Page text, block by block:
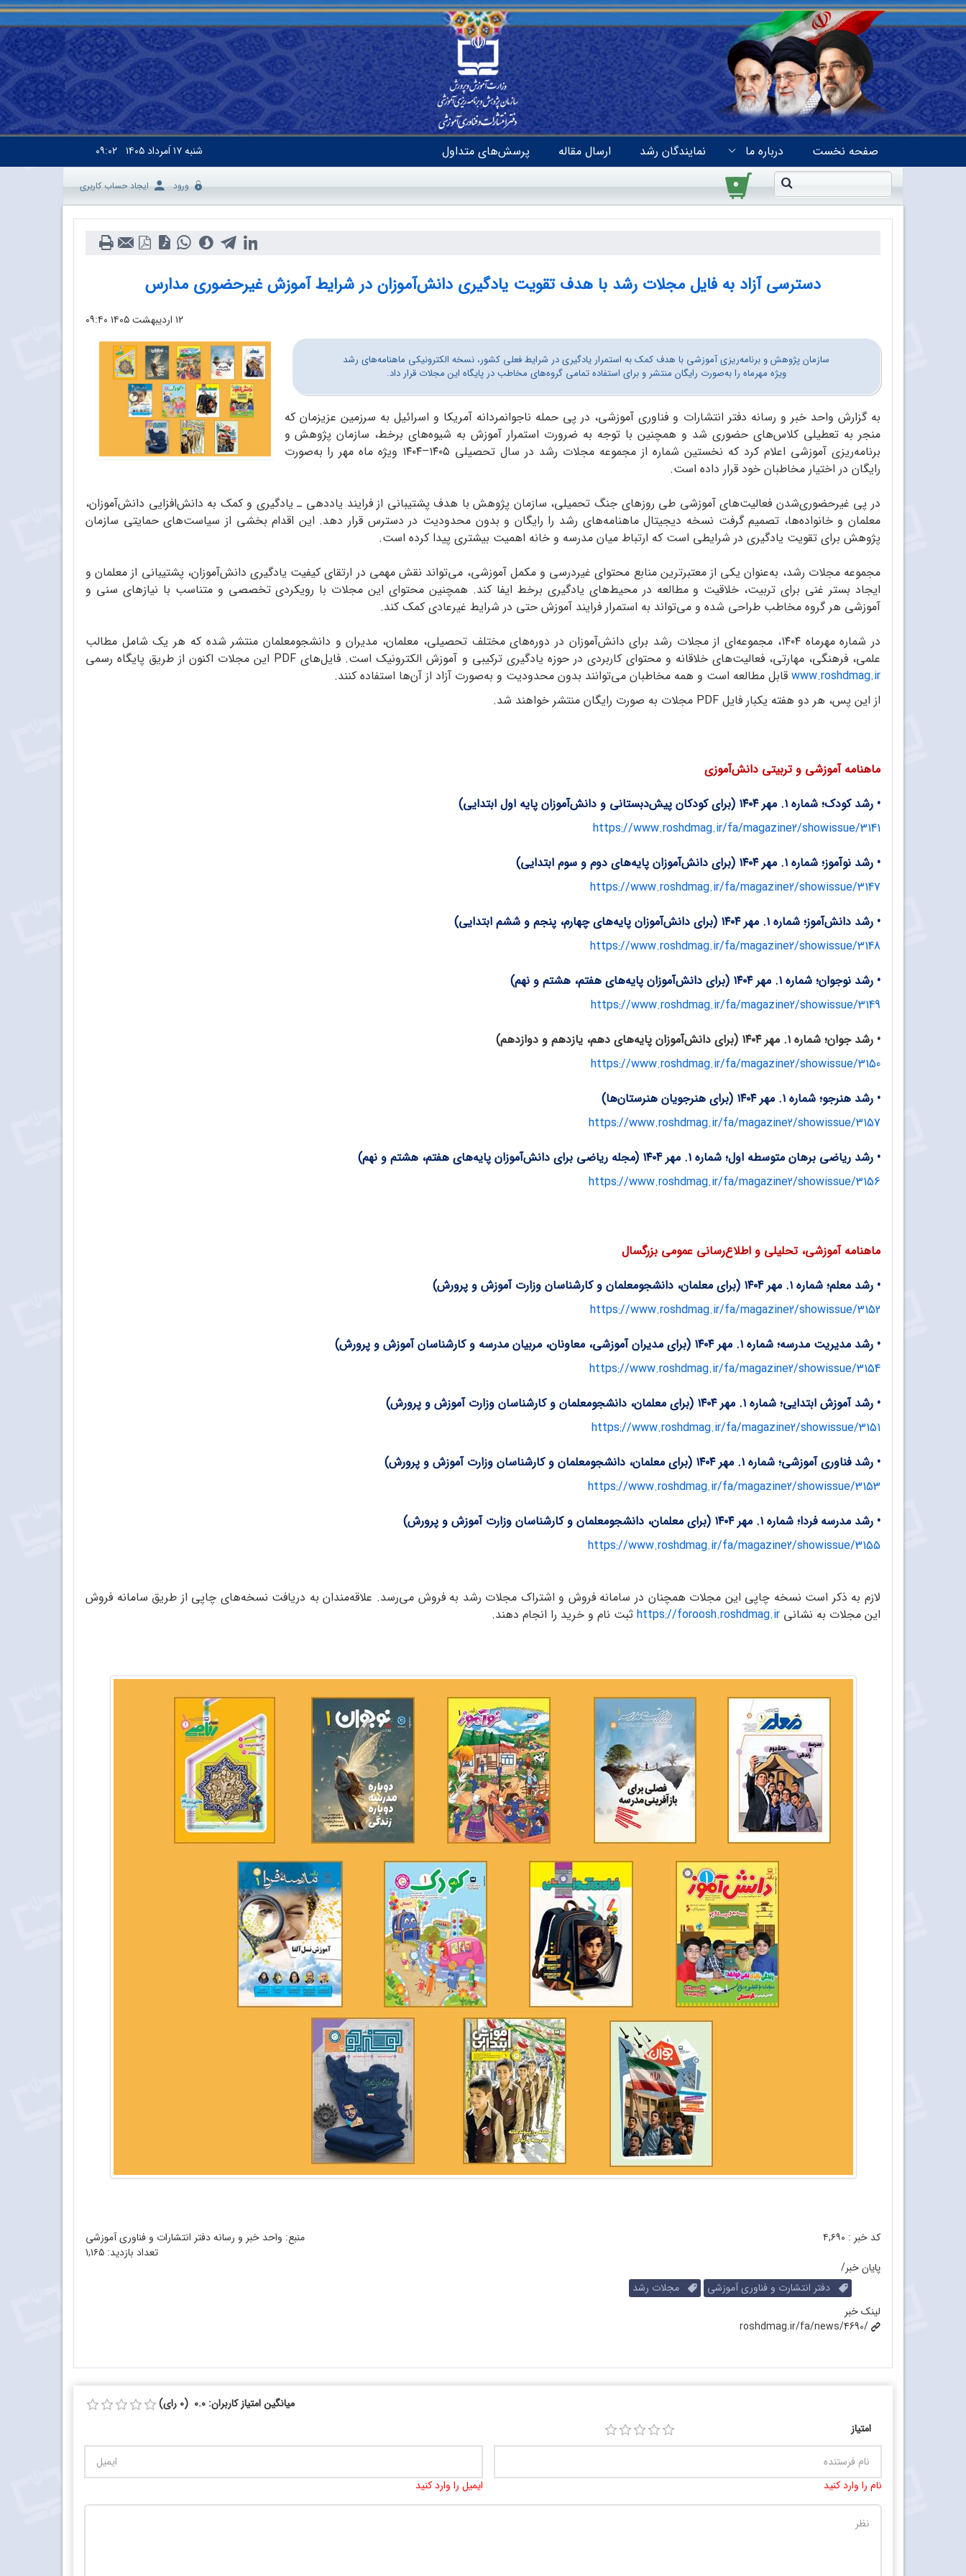
صفحه نخست درباره ما نمایندگان رشد ارسال مقاله پرسش‌های متداول شنبه۱۷ اَمرداد ۱۴۰۵ ۰۹:۰۲
۰ ورود ایجاد حساب کاربری
دسترسی آزاد به فایل مجلات رشد با هدف تقویت یادگیری دانش‌آموزان در شرایط آموزش غیرحضوری مدارس
۱۲ اردیبهشت ۱۴۰۵ ۰۹:۴۰
سازمان پژوهش و برنامه‌ریزی آموزشی با هدف کمک به استمرار یادگیری در شرایط فعلی کشور، نسخه الکترونیکی ماهنامه‌‌های رشد
ویژه مهرماه را به‌صورت رایگان منتشر و برای استفاده تمامی گروه‌های مخاطب در پایگاه این مجلات قرار داد.
به گزارش واحد خبر و رسانه دفتر انتشارات و فناوری آموزشی، در پی حمله ناجوانمردانه آمریکا و اسرائیل به سرزمین عزیزمان که
منجر به تعطیلی کلاس‌های حضوری شد و همچنین با توجه به ضرورت استمرار آموزش به شیوه‌های برخط، سازمان پژوهش و
برنامه‌ریزی آموزشی اعلام کرد که نخستین شماره از مجموعه مجلات رشد در سال تحصیلی ۱۴۰۵–۱۴۰۴ ویژه‌ ماه مهر را به‌صورت
رایگان در اختیار مخاطبان خود قرار داده است.
در پی غیرحضوری‌شدن فعالیت‌های آموزشی طی روزهای جنگ تحمیلی، سازمان پژوهش با هدف پشتیبانی از فرایند یاددهی ـ یادگیری و کمک به دانش‌افزایی دانش‌آموزان،
معلمان و خانواده‌ها، تصمیم گرفت نسخه دیجیتال ماهنامه‌های رشد را رایگان و بدون محدودیت در دسترس قرار دهد. این اقدام بخشی از سیاست‌های حمایتی سازمان
پژوهش برای تقویت یادگیری در شرایطی است که ارتباط میان مدرسه و خانه اهمیت بیشتری پیدا کرده است.
مجموعه مجلات رشد، به‌عنوان یکی از معتبرترین منابع محتوای غیردرسی و مکمل آموزشی، می‌تواند نقش مهمی در ارتقای کیفیت یادگیری دانش‌آموزان، پشتیبانی از معلمان و
ایجاد بستر غنی برای تربیت، خلاقیت و مطالعه در محیط‌های یادگیری برخط ایفا کند. همچنین محتوای این مجلات با رویکردی تخصصی و متناسب با نیازهای سنی و
آموزشی هر گروه مخاطب طراحی شده و می‌تواند به استمرار فرایند آموزش حتی در شرایط غیرعادی کمک کند.
در شماره مهرماه ۱۴۰۴، مجموعه‌ای از مجلات رشد برای دانش‌آموزان در دوره‌های مختلف تحصیلی، معلمان، مدیران و دانشجو‌معلمان منتشر شده که هر یک شامل مطالب
علمی، فرهنگی، مهارتی، فعالیت‌های خلاقانه و محتوای کاربردی در حوزه یادگیری ترکیبی و آموزش الکترونیک است. فایل‌های PDF این مجلات اکنون از طریق پایگاه رسمی
www.roshdmag.ir قابل مطالعه است و همه مخاطبان می‌توانند بدون محدودیت و به‌صورت آزاد از آن‌ها استفاده کنند.
از این پس، هر دو هفته یکبار فایل PDF مجلات به صورت رایگان منتشر خواهند شد.
ماهنامه آموزشی و تربیتی دانش‌آموزی
• رشد کودک؛ شماره ۱. مهر ۱۴۰۴ (برای کودکان پیش‌دبستانی و دانش‌آموزان پایه اول ابتدایی)
https://www.roshdmag.ir/fa/magazine2/showissue/3141
• رشد نوآموز؛ شماره ۱. مهر ۱۴۰۴ (برای دانش‌آموزان پایه‌های دوم و سوم ابتدایی)
https://www.roshdmag.ir/fa/magazine2/showissue/3147
• رشد دانش‌آموز؛ شماره ۱. مهر ۱۴۰۴ (برای دانش‌آموزان پایه‌های چهارم، پنجم و ششم ابتدایی)
https://www.roshdmag.ir/fa/magazine2/showissue/3148
• رشد نوجوان؛ شماره ۱. مهر ۱۴۰۴ (برای دانش‌آموزان پایه‌های هفتم، هشتم و نهم)
https://www.roshdmag.ir/fa/magazine2/showissue/3149
• رشد جوان؛ شماره ۱. مهر ۱۴۰۴ (برای دانش‌آموزان پایه‌های دهم، یازدهم و دوازدهم)
https://www.roshdmag.ir/fa/magazine2/showissue/3150
• رشد هنرجو؛ شماره ۱. مهر ۱۴۰۴ (برای هنرجویان هنرستان‌ها)
https://www.roshdmag.ir/fa/magazine2/showissue/3157
• رشد ریاضی برهان متوسطه اول؛ شماره ۱. مهر ۱۴۰4 (مجله ریاضی برای دانش‌آموزان پایه‌های هفتم، هشتم و نهم)
https://www.roshdmag.ir/fa/magazine2/showissue/3156
ماهنامه آموزشی، تحلیلی و اطلاع‌رسانی عمومی بزرگسال
• رشد معلم؛ شماره ۱. مهر ۱۴۰4 (برای معلمان، دانشجومعلمان و کارشناسان وزارت آموزش و پرورش)
https://www.roshdmag.ir/fa/magazine2/showissue/3152
• رشد مدیریت مدرسه؛ شماره ۱. مهر ۱۴۰۴ (برای مدیران آموزشی، معاونان، مربیان مدرسه و کارشناسان آموزش و پرورش)
https://www.roshdmag.ir/fa/magazine2/showissue/3154
• رشد آموزش ابتدایی؛ شماره ۱. مهر ۱۴۰۴ (برای معلمان، دانشجومعلمان و کارشناسان وزارت آموزش و پرورش)
https://www.roshdmag.ir/fa/magazine2/showissue/3151
• رشد فناوری آموزشی؛ شماره ۱. مهر ۱۴۰۴ (برای معلمان، دانشجومعلمان و کارشناسان وزارت آموزش و پرورش)
https://www.roshdmag.ir/fa/magazine2/showissue/3153
• رشد مدرسه فردا؛ شماره ۱. مهر ۱۴۰۴ (برای معلمان، دانشجومعلمان و کارشناسان وزارت آموزش و پرورش)
https://www.roshdmag.ir/fa/magazine2/showissue/3155
لازم به ذکر است نسخه چاپی این مجلات همچنان در سامانه فروش و اشتراک مجلات رشد به فروش می‌رسد. علاقه‌مندان به دریافت نسخه‌های چاپی از طریق سامانه فروش
این مجلات به نشانی https://foroosh.roshdmag.ir ثبت نام و خرید را انجام دهند.
منبع: واحد خبر و رسانه دفتر انتشارات و فناوری آموزشی
تعداد بازدید: ۱,۱۶۵
کد خبر : ۴,۶۹۰
پایان خبر/
دفتر انتشارت و فناوری آموزشی
مجلات رشد
لینک خبر
roshdmag.ir/fa/news/4690/
میانگین امتیاز کاربران: 0.0 (0 رای)
امتیاز
نام را وارد کنید ایمیل را وارد کنید